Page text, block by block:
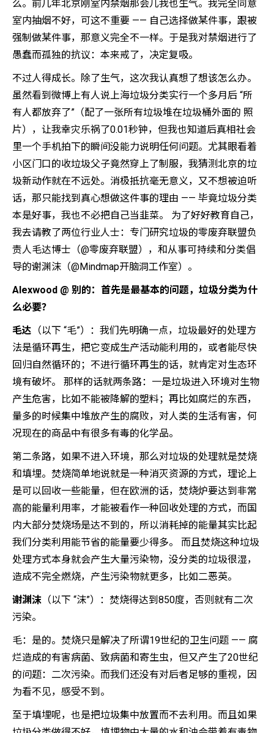
么。前几年北京刚室内禁烟那会儿我也生气。我完全同意
室内抽烟不好，可这不重要 —— 自己选择做某件事，跟被
强制做某件事，那意义完全不一样。于是我对禁烟进行了
愚蠢而孤独的抗议：本来戒了，决定复吸。
不过人得成长。除了生气，这次我认真想了想该怎么办。
虽然看到微博上有人说上海垃圾分类实行一个多月后 “所
有人都放弃了”（配了一张所有垃圾堆在垃圾桶外面的 照
片），让我幸灾乐祸了0.01秒钟，但我也知道后真相社会
里一个手机拍下的瞬间没能力说明任何问题。尤其眼看着
小区门口的收垃圾父子竟然穿上了制服，我猜测北京的垃
圾新动作就在不远处。消极抵抗毫无意义，又不想被迫听
话，那只能找到真心想做这件事的理由 —— 毕竟垃圾分类
本是好事，我也不必把自己当韭菜。 为了好好教育自己，
我去请教了两位行业人士：专门研究垃圾的零废弃联盟负
责人毛达博士（@零废弃联盟），和从事可持续和分类倡
导的谢渊沫（@Mindmap开脑洞工作室）。
Alexwood @ 别的：首先是最基本的问题，垃圾分类为什
么必要？
毛达 （以下 “毛”）：我们先明确一点，垃圾最好的处理方
法是循环再生，把它变成生产活动能利用的，或者能尽快
回归自然循环的；不进行循环再生的话，就肯定对生态环
境有破坏。 那样的话就两条路：一是垃圾进入环境对生物
产生危害，比如不能被降解的塑料；再比如腐烂的东西，
量多的时候集中堆放产生的腐败，对人类的生活有害，何
况现在的商品中有很多有毒的化学品。
第二条路，如果不进入环境，那么对垃圾的处理就是焚烧
和填埋。焚烧简单地说就是一种消灭资源的方式，理论上
是可以回收一些能量，但在欧洲的话，焚烧炉要达到非常
高的能量利用率，才能被看作一种回收处理的方式，而国
内大部分焚烧场是达不到的，所以消耗掉的能量其实比起
我们分类利用能节省的能量要少得多。 而且焚烧这种垃圾
处理方式本身就会产生大量污染物，没分类的垃圾很湿，
造成不完全燃烧，产生污染物就更多，比如二恶英。
谢渊沫 （以下 “沫”）：焚烧得达到850度，否则就有二次
污染。
毛：是的。焚烧只是解决了所谓19世纪的卫生问题 —— 腐
烂造成的有害病菌、致病菌和寄生虫，但又产生了20世纪
的问题：二次污染。而我们还没有对后者足够的重视，因
为看不见，感受不到。
至于填埋呢，也是把垃圾集中放置而不去利用。而且如果